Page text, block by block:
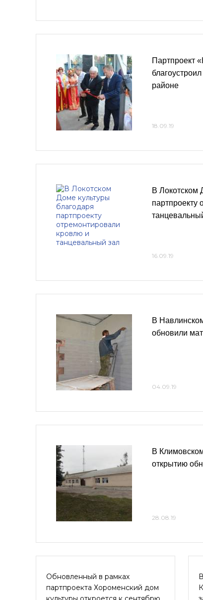
Партпроект
районе
18.09.19
В Локотском
партпроекту
16.09.19
В
обновили
04.09.19
В
открытию
28.08.19
Обновленный в рамках
партпроекта Хороменский дом